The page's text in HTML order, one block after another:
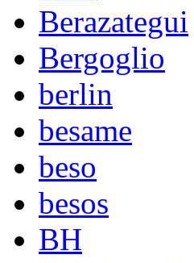
Berazategui
Bergoglio
berlin
besame
beso
besos
BH